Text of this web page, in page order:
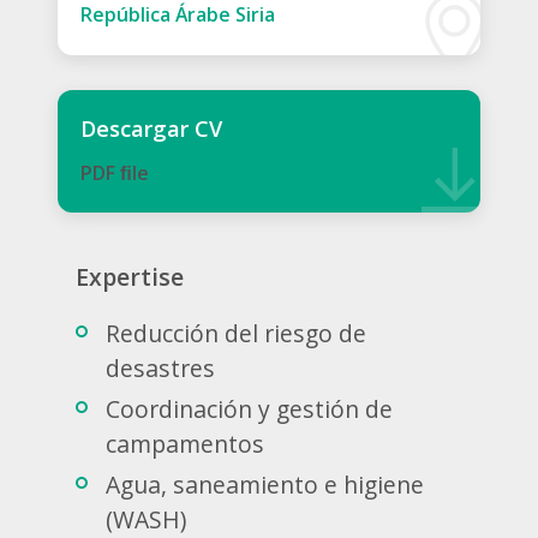
República Árabe Siria
Descargar CV
PDF ﬁle
Expertise
Reducción del riesgo de
desastres
Coordinación y gestión de
campamentos
Agua, saneamiento e higiene
(WASH)